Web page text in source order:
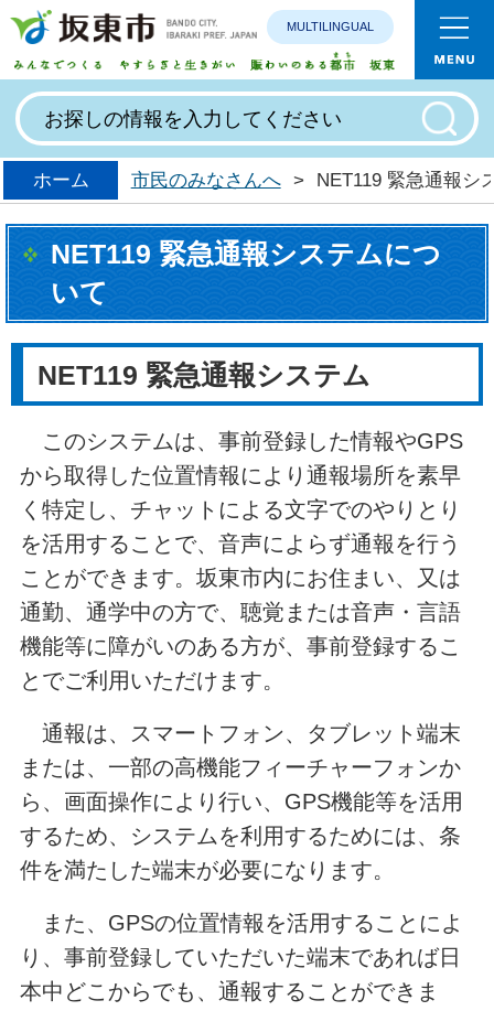
みんなで
MULTILINGUAL
ホーム 市民のみなさんへ > NET119 緊急通報シ
NET119 緊急通報システムにつ
いて
NET119 緊急通報システム
このシステムは、事前登録した情報やGPS
から取得した位置情報により通報場所を素早
く特定し、チャットによる文字でのやりとり
を活用することで、音声によらず通報を行う
ことができます。坂東市内にお住まい、又は
通勤、通学中の方で、聴覚または音声・言語
機能等に障がいのある方が、事前登録するこ
とでご利用いただけます。
通報は、スマートフォン、タブレット端末
または、一部の高機能フィーチャーフォンか
ら、画面操作により行い、GPS機能等を活用
するため、システムを利用するためには、条
件を満たした端末が必要になります。
また、GPSの位置情報を活用することによ
り、事前登録していただいた端末であれば日
本中どこからでも、通報することができま